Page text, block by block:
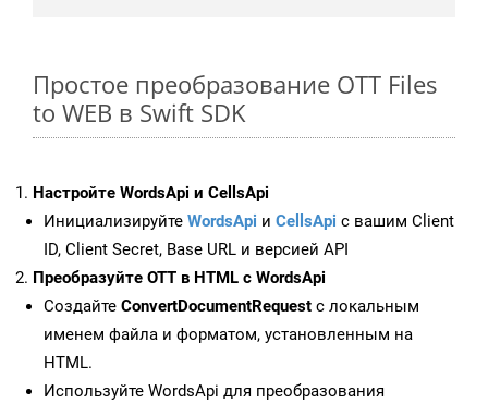
Простое преобразование OTT Files
to WEB в Swift SDK
Настройте WordsApi и CellsApi
Инициализируйте WordsApi и CellsApi с вашим Client
ID, Client Secret, Base URL и версией API
Преобразуйте OTT в HTML с WordsApi
Создайте ConvertDocumentRequest с локальным
именем файла и форматом, установленным на
HTML.
Используйте WordsApi для преобразования